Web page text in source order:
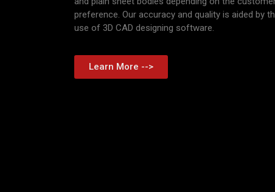
preference. Our accuracy and quality is aided by
use of 3D CAD designing software.
Learn More -->